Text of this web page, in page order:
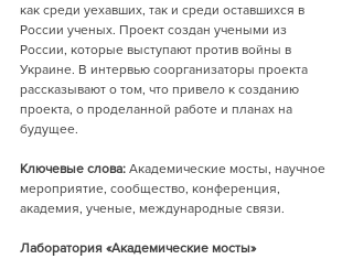
как среди уехавших, так и среди оставшихся в
России ученых. Проект создан учеными из
России, которые выступают против войны в
Украине. В интервью соорганизаторы проекта
рассказывают о том, что привело к созданию
проекта, о проделанной работе и планах на
будущее.
Ключевые слова: Академические мосты, научное
мероприятие, сообщество, конференция,
академия, ученые, международные связи.
Лаборатория «Академические мосты»